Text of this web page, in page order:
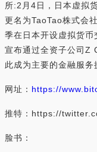
所:2月4日，日本虚拟
更名为TaoTao株式会
季在日本开设虚拟货
宣布通过全资子公司Z
此成为主要的金融服
网址： https://
推特：https://
脸书：